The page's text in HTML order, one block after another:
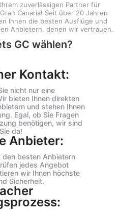
zuverlässigen Partner für
Canaria! Seit über 20 Jahren
Ihnen die besten Ausflüge und
Anbietern, denen wir vertrauen.
GC wählen?
Kontakt:
nicht nur eine
bieten Ihnen direkten
und stehen Ihnen
Egal, ob Sie Fragen
benötigen, wir sind
da!
Anbieter:
den besten Anbietern
jedes Angebot
wir Ihnen höchste
Sicherheit.